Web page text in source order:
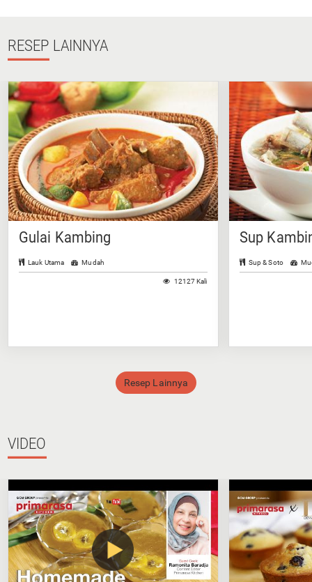
RESEP LAINNYA
Gulai Kambing
Lauk Utama Mudah
12127 Kali
Sup
Sup & Soto
Resep Lainnya
VIDEO